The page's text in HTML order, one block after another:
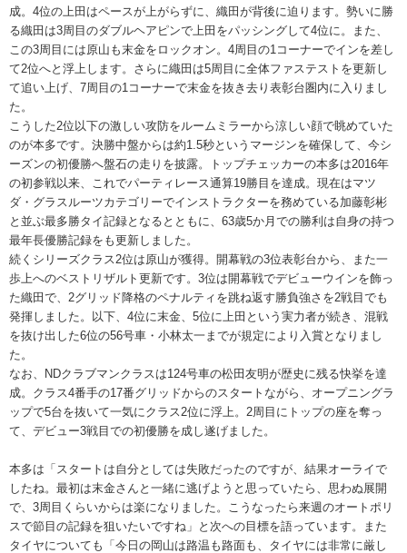
成。4位の上田はペースが上がらずに、織田が背後に迫ります。勢いに勝
る織田は3周目のダブルヘアピンで上田をパッシングして4位に。また、
この3周目には原山も末金をロックオン。4周目の1コーナーでインを差し
て2位へと浮上します。さらに織田は5周目に全体ファステストを更新し
て追い上げ、7周目の1コーナーで末金を抜き去り表彰台圏内に入りまし
た。
こうした2位以下の激しい攻防をルームミラーから涼しい顔で眺めていた
のが本多です。決勝中盤からは約1.5秒というマージンを確保して、今シ
ーズンの初優勝へ盤石の走りを披露。トップチェッカーの本多は2016年
の初参戦以来、これでパーティレース通算19勝目を達成。現在はマツ
ダ・グラスルーツカテゴリーでインストラクターを務めている加藤彰彬
と並ぶ最多勝タイ記録となるとともに、63歳5か月での勝利は自身の持つ
最年長優勝記録をも更新しました。
続くシリーズクラス2位は原山が獲得。開幕戦の3位表彰台から、また一
歩上へのベストリザルト更新です。3位は開幕戦でデビューウインを飾っ
た織田で、2グリッド降格のペナルティを跳ね返す勝負強さを2戦目でも
発揮しました。以下、4位に末金、5位に上田という実力者が続き、混戦
を抜け出した6位の56号車・小林太一までが規定により入賞となりまし
た。
なお、NDクラブマンクラスは124号車の松田友明が歴史に残る快挙を達
成。クラス4番手の17番グリッドからのスタートながら、オープニングラ
ップで5台を抜いて一気にクラス2位に浮上。2周目にトップの座を奪っ
て、デビュー3戦目での初優勝を成し遂げました。
本多は「スタートは自分としては失敗だったのですが、結果オーライで
したね。最初は末金さんと一緒に逃げようと思っていたら、思わぬ展開
で、3周目くらいからは楽になりました。こうなったら来週のオートポリ
スで節目の記録を狙いたいですね」と次への目標を語っています。また
タイヤについても「今日の岡山は路温も路面も、タイヤには非常に厳し